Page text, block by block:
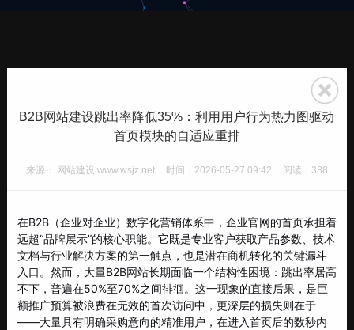
B2B网站建设跳出率降低35%：利用用户行为热力图驱动
首页模块的自适应重排
来源： 网站建设:www.wsjz.net 时间：2026-05-27 09:42 阅读：388
在B2B（企业对企业）数字化营销体系中，企业官网的首页承担着
远超“品牌展示”的核心职能。它既是专业客户获取产品参数、技术
文档与行业解决方案的第一触点，也是潜在商机转化的关键漏斗
入口。然而，大量B2B网站长期面临一个结构性困境：跳出率居高
不下，普遍在50%至70%之间徘徊。这一现象的直接后果，是巨
额推广预算被浪费在无效的首次访问中，更深层的损失则在于
——大量具有明确采购意向的精准用户，在进入首页后的数秒内